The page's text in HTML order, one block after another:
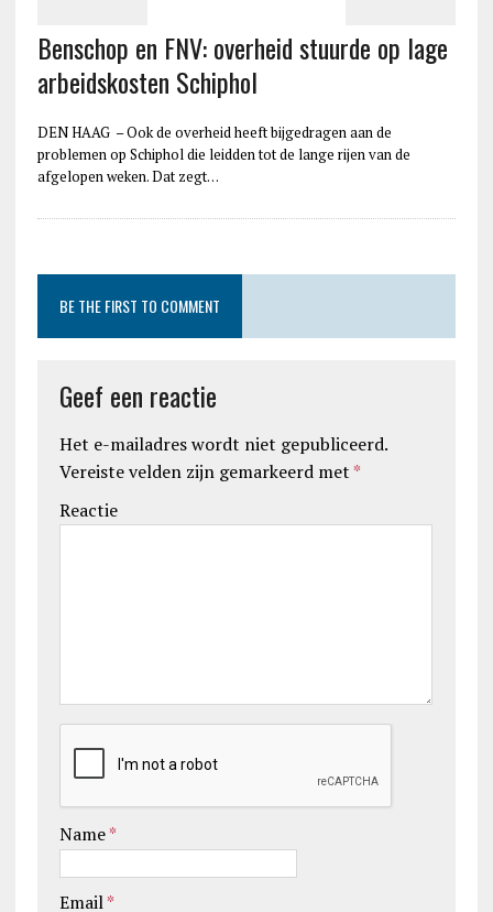
Benschop en FNV: overheid stuurde op lage
arbeidskosten Schiphol
DEN HAAG – Ook de overheid heeft bijgedragen aan de
problemen op Schiphol die leidden tot de lange rijen van de
afgelopen weken. Dat zegt…
BE THE FIRST TO COMMENT
Geef een reactie
Het e-mailadres wordt niet gepubliceerd.
Vereiste velden zijn gemarkeerd met *
Reactie
Name*
Email*